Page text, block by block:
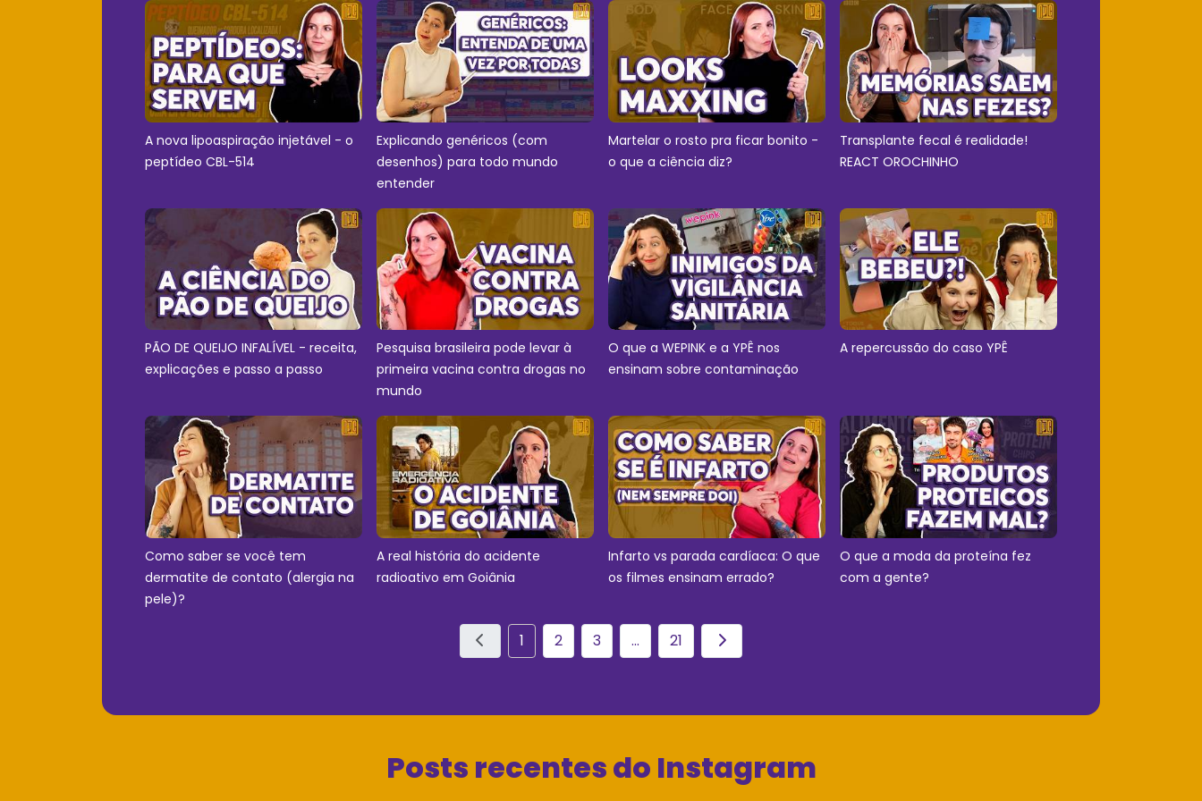
A nova lipoaspiração injetável - o
peptídeo CBL-514
Explicando genéricos (com
desenhos) para todo mundo
entender
Martelar o rosto pra ficar bonito -
o que a ciência diz?
Transplante fecal é realidade!
REACT OROCHINHO
PÃO DE QUEIJO INFALÍVEL - receita,
explicações e passo a passo
Pesquisa brasileira pode levar à
primeira vacina contra drogas no
mundo
O que a WEPINK e a YPÊ nos
ensinam sobre contaminação
A repercussão do caso YPÊ
Como saber se você tem
dermatite de contato (alergia na
pele)?
A real história do acidente
radioativo em Goiânia
Infarto vs parada cardíaca: O que
os filmes ensinam errado?
O que a moda da proteína fez
com a gente?
1 2 3 ... 21
Posts recentes do Instagram